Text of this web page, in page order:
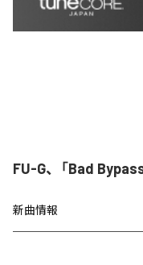
FU-G、「Bad
新曲情報